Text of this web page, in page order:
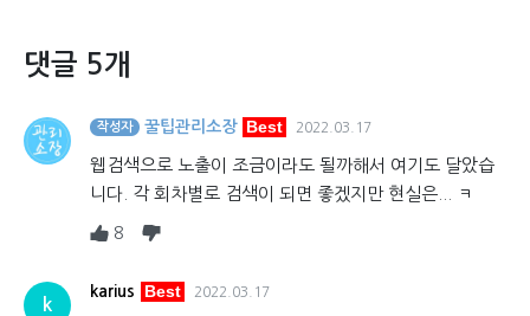
댓글 5개
작성자 꿀팁관리소장 Best 2022.03.17
웹검색으로 노출이 조금이라도 될까해서 여기도 달았습
니다. 각 회차별로 검색이 되면 좋겠지만 현실은... ㅋ
8
k
karius Best 2022.03.17